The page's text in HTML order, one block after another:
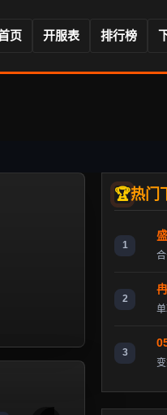
页 开服表 排行榜
热门
1
2
3